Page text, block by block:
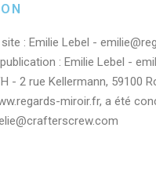
: Emilie Lebel -
: Emilie Lebel -
- 2 rue Kellermann, 59100
miroir.fr, a été